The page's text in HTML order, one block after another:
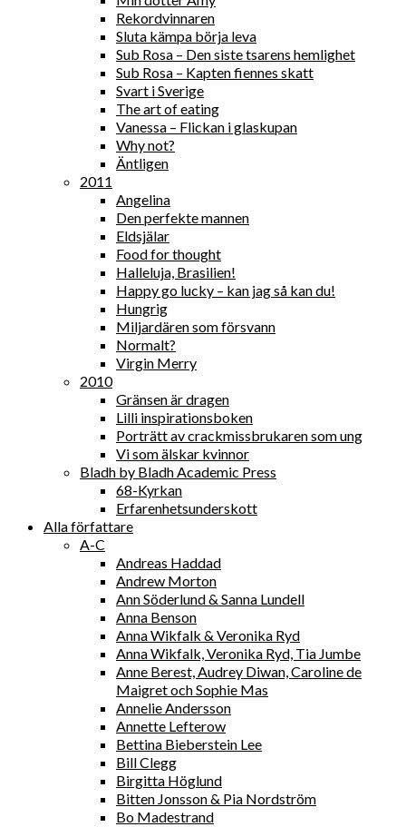
Rekordvinnaren
Sluta kämpa börja leva
Sub Rosa – Den siste tsarens hemlighet
Sub Rosa – Kapten fiennes skatt
Svart i Sverige
The art of eating
Vanessa – Flickan i glaskupan
Why not?
Äntligen
2011
Angelina
Den perfekte mannen
Eldsjälar
Food for thought
Halleluja, Brasilien!
Happy go lucky – kan jag så kan du!
Hungrig
Miljardären som försvann
Normalt?
Virgin Merry
2010
Gränsen är dragen
Lilli inspirationsboken
Porträtt av crackmissbrukaren som ung
Vi som älskar kvinnor
Bladh by Bladh Academic Press
68-Kyrkan
Erfarenhetsunderskott
Alla författare
A-C
Andreas Haddad
Andrew Morton
Ann Söderlund & Sanna Lundell
Anna Benson
Anna Wikfalk & Veronika Ryd
Anna Wikfalk, Veronika Ryd, Tia Jumbe
Anne Berest, Audrey Diwan, Caroline de
Maigret och Sophie Mas
Annelie Andersson
Annette Lefterow
Bettina Bieberstein Lee
Bill Clegg
Birgitta Höglund
Bitten Jonsson & Pia Nordström
Bo Madestrand